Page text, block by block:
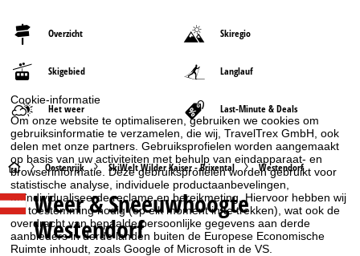
Cookie-informatie
Om onze website te optimaliseren, gebruiken we cookies om
gebruiksinformatie te verzamelen, die wij, TravelTrex GmbH, ook
delen met onze partners. Gebruiksprofielen worden aangemaakt
op basis van uw activiteiten met behulp van eindapparaat- en
browserinformatie. Deze gebruiksprofielen worden gebruikt voor
statistische analyse, individuele productaanbevelingen,
geïndividualiseerde reclame en bereikmeting. Hiervoor hebben wij
uw toestemming nodig (op elk moment in te trekken), wat ook de
overdracht van bepaalde persoonlijke gegevens aan derde
aanbieders in derde landen buiten de Europese Economische
Ruimte inhoudt, zoals Google of Microsoft in de VS.
Overzicht Skiregio
Skigebied Langlauf
Het weer Last-Minute & Deals
S
t
a
Oostenrijk SkiWelt Wilder Kaiser - Brixental Westendorf
Weer & Sneeuwhoogte
Westendorf